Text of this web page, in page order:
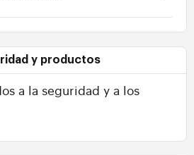
y productos
a la seguridad y a los